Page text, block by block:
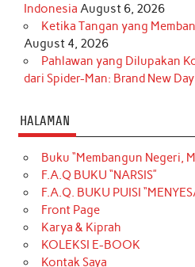
Indonesia August 6, 2026
Ketika Tangan yang
August 4, 2026
Pahlawan yang Dilupakan
dari Spider-Man: Brand New Day
HALAMAN
Buku “Membangun Negeri,
F.A.Q BUKU “NARSIS”
F.A.Q. BUKU PUISI
Front Page
Karya & Kiprah
KOLEKSI E-BOOK
Kontak Saya